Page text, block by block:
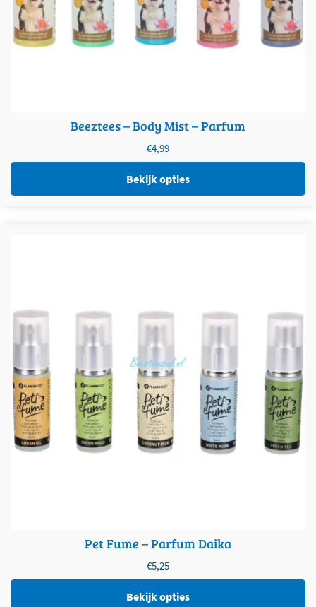
Beeztees – Body Mist – Parfum
€4,99
Bekijk opties
Pet Fume – Parfum Daika
€5,25
Bekijk opties